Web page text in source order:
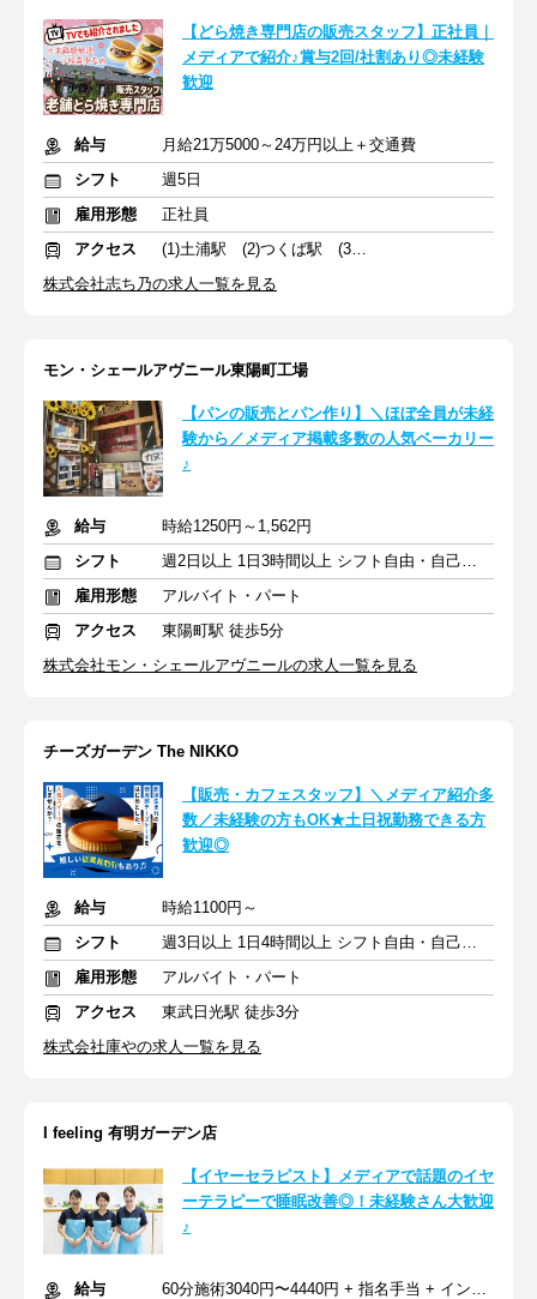
【どら焼き専門店の販売スタッフ】正社員｜
メディアで紹介♪賞与2回/社割あり◎未経験
歓迎
給与
月給21万5000～24万円以上＋交通費
シフト
週5日
雇用形態
正社員
アクセス
(1)土浦駅 (2)つくば駅 (3)守谷駅
株式会社志ち乃の求人一覧を見る
モン・シェールアヴニール東陽町工場
【パンの販売とパン作り】＼ほぼ全員が未経
験から／メディア掲載多数の人気ベーカリー
♪
給与
時給1250円～1,562円
シフト
週2日以上 1日3時間以上 シフト自由・自己申告
雇用形態
アルバイト・パート
アクセス
東陽町駅 徒歩5分
株式会社モン・シェールアヴニールの求人一覧を見る
チーズガーデン The NIKKO
【販売・カフェスタッフ】＼メディア紹介多
数／未経験の方もOK★土日祝勤務できる方
歓迎◎
給与
時給1100円～
シフト
週3日以上 1日4時間以上 シフト自由・自己申告
雇用形態
アルバイト・パート
アクセス
東武日光駅 徒歩3分
株式会社庫やの求人一覧を見る
I feeling 有明ガーデン店
【イヤーセラピスト】メディアで話題のイヤ
ーテラピーで睡眠改善◎！未経験さん大歓迎
♪
給与
60分施術3040円〜4440円 + 指名手当 + インセンティブ